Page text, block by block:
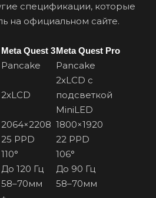
спецификации, которые
на официальном сайте.
Meta Quest 3Meta Quest Pro
Pancake Pancake
2хLCD
2хLCD с
подсветкой
MiniLED
2064×2208 1800×1920
25 PPD 22 PPD
110° 106°
До 120 Гц До 90 Гц
58–70мм 58–70мм